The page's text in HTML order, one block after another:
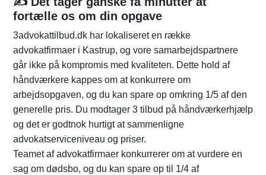
fortælle os om din opgave
3advokattilbud.dk har lokaliseret en række
advokatfirmaer i Kastrup, og vore samarbejdspartnere
går ikke på kompromis med kvaliteten. Dette hold af
håndværkere kappes om at konkurrere om
arbejdsopgaven, og du kan spare op omkring 1/5 af den
generelle pris. Du modtager 3 tilbud på håndværkerhjælp
og det er godtnok hurtigt at sammenligne
advokatserviceniveau og priser.
Teamet af advokatfirmaer konkurrerer om at vurdere en
sag om dødsbo, og du kan spare op til 1/4 af